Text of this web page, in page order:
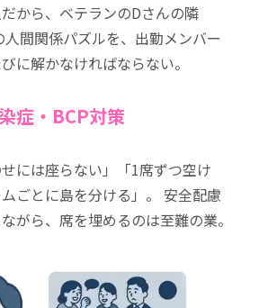
から、ベテランのDさんの隣
人間関係パズルを、出勤メンバー
に解かなければならない。
症・BCP対策
せには座らない」「1席ずつ空け
ごとに島を分ける」。 安全配慮
がら、席を埋めるのは至難の業。